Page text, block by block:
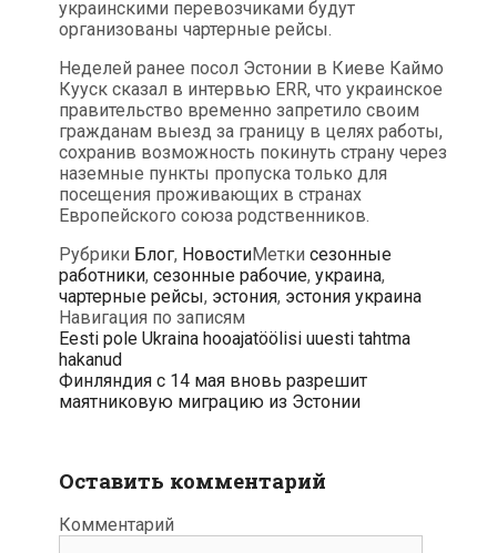
украинскими перевозчиками будут
организованы чартерные рейсы.
Неделей ранее посол Эстонии в Киеве Каймо
Кууск сказал в интервью ERR, что украинское
правительство временно запретило своим
гражданам выезд за границу в целях работы,
сохранив возможность покинуть страну через
наземные пункты пропуска только для
посещения проживающих в странах
Европейского союза родственников.
Рубрики Блог, НовостиМетки сезонные
работники, сезонные рабочие, украина,
чартерные рейсы, эстония, эстония украина
Навигация по записям
Eesti pole Ukraina hooajatöölisi uuesti tahtma
hakanud
Финляндия с 14 мая вновь разрешит
маятниковую миграцию из Эстонии
Оставить комментарий
Комментарий